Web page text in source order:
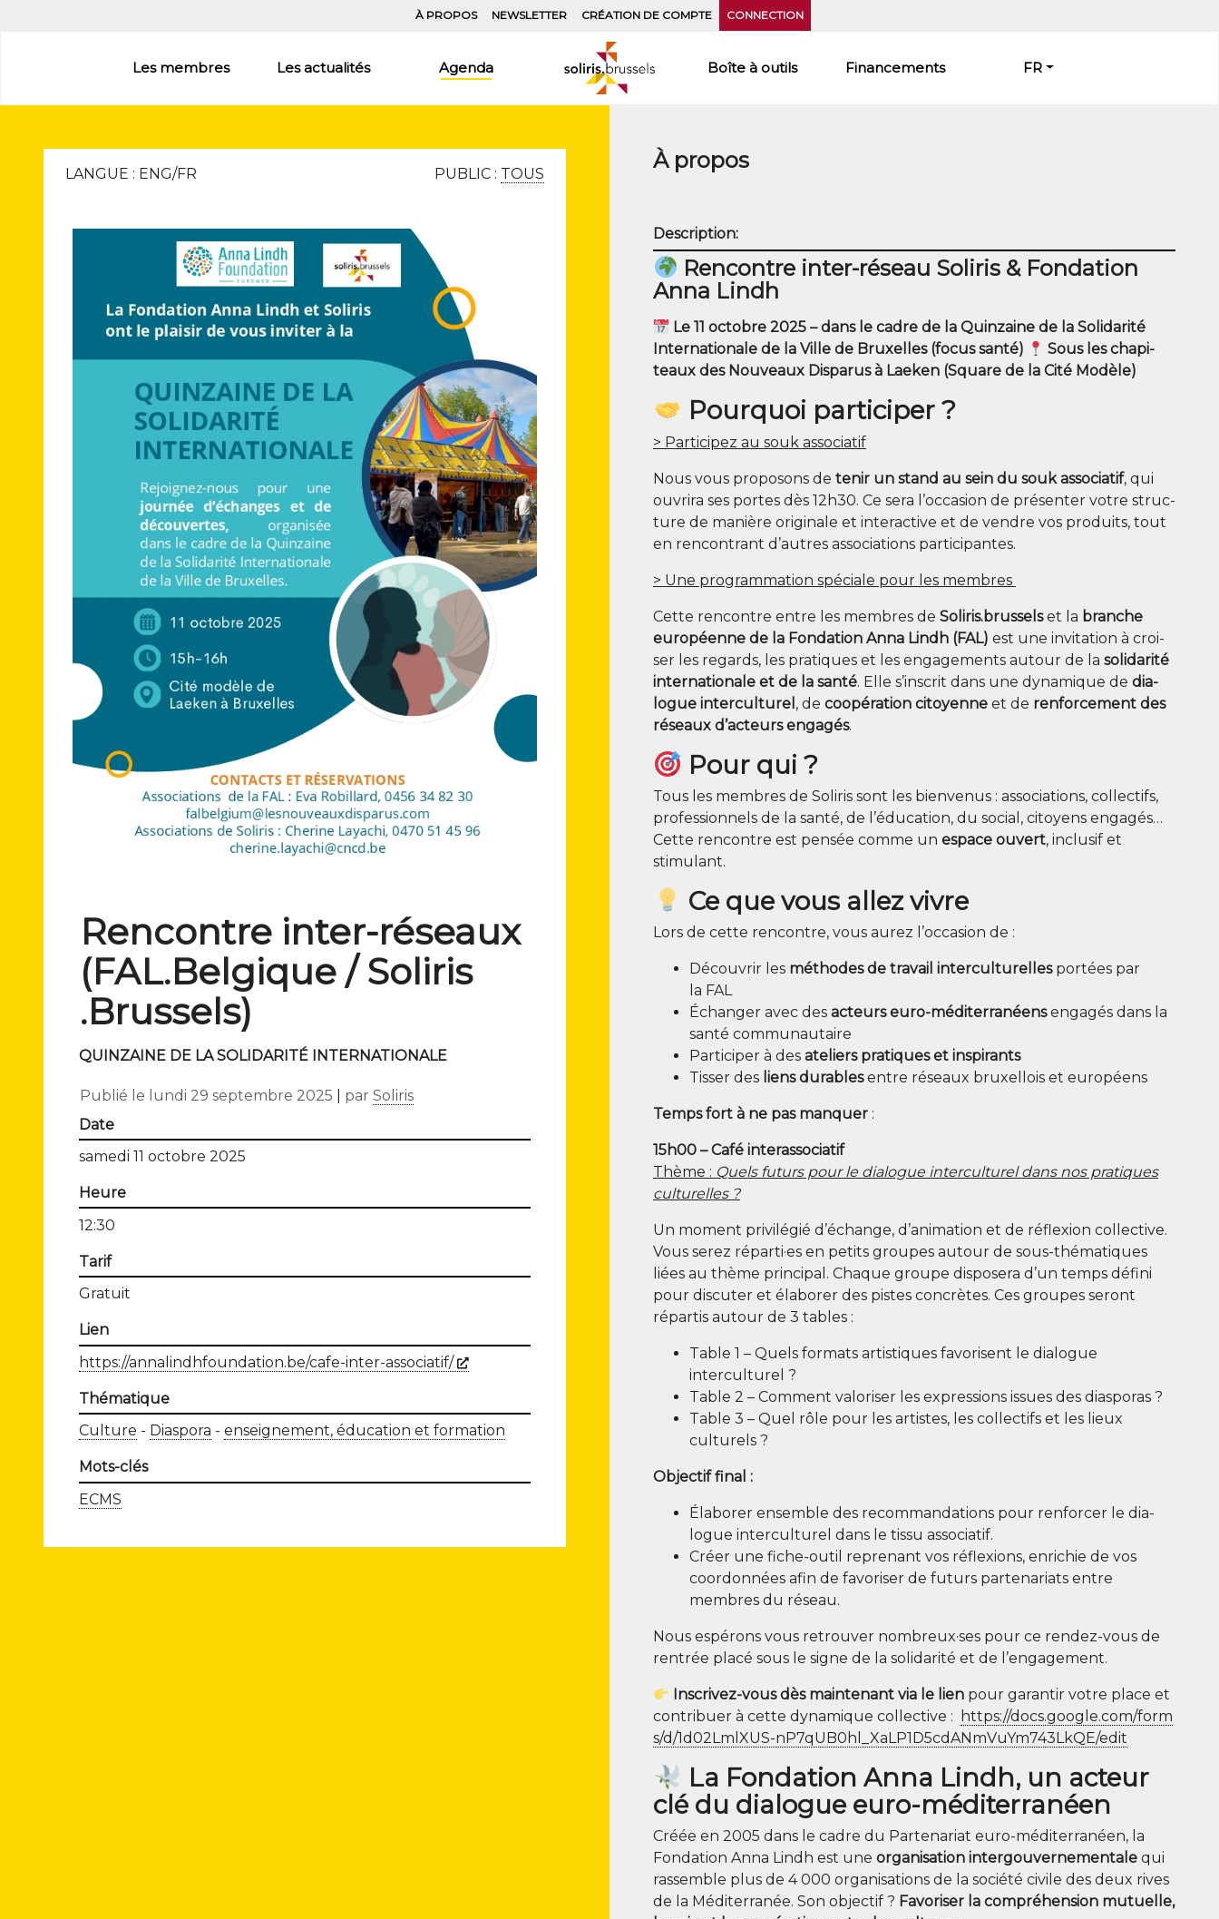
À PROPOS NEWSLETTER CRÉATION DE COMPTE CONNECTION
Les membres Les actualités Agenda Boîte à outils Financements FR
LANGUE : ENG/FR PUBLIC : TOUS
Rencontre inter-réseaux
(FAL.Belgique / Soli​ris​
.Brus​sels)
QUINZAINE DE LA SOLIDARITÉ INTERNATIONALE
Publié le lundi 29 septembre 2025 par Soliris
Date
samedi 11 octobre 2025
Heure
12:30
Tarif
Gratuit
Lien
https://annalindhfoundation.be/cafe-inter-associatif/
(Nouvelle fenêtre)
Thématique
Culture
Diaspora enseignement, éducation et formation
Mots-clés
ECMS
À propos
Description:
Rencontre inter-réseau Soliris & Fondation
Anna Lindh
Le 11 octobre 2025 – dans le cadre de la Quin­zaine de la Soli­da­ri­té
Inter­na­tio­nale de la Ville de Bruxelles (focus san­té)
Sous les cha­pi­
teaux des Nou­veaux Dis­pa­rus à Lae­ken (Square de la Cité Modèle)
Pourquoi participer ?
> Par­ti­ci­pez au souk associatif
Nous vous pro­po­sons de tenir un stand au sein du souk asso­cia­tif, qui
ouvri­ra ses portes dès 12h30. Ce sera l’occasion de pré­sen­ter votre struc­
ture de manière ori­gi­nale et inter­ac­tive et de vendre vos pro­duits, tout
en ren­con­trant d’autres asso­cia­tions participantes.
> Une pro­gram­ma­tion spé­ciale pour les membres
Cette ren­contre entre les membres de Soli​ris​.brus​selset la branche
euro­péenne de la Fon­da­tion Anna Lindh (FAL) est une invi­ta­tion à croi­
ser les regards, les pra­tiques et les enga­ge­ments autour de la soli­da­ri­té
inter­na­tio­nale et de la san­té. Elle s’inscrit dans une dyna­mique de dia­
logue inter­cul­tu­rel , de coopé­ra­tion citoyenne et de ren­for­ce­ment des
réseaux d’acteurs enga­gés.
Pour qui ?
Tous les membres de Soli­ris sont les bien­ve­nus : asso­cia­tions, col­lec­tifs,
pro­fes­sion­nels de la san­té, de l’éducation, du social, citoyens enga­gés…
Cette ren­contre est pen­sée comme un espace ouvert, inclu­sif et
stimulant.
Ce que vous allez vivre
Lors de cette ren­contre, vous aurez l’occasion de :
Décou­vrir les méthodes de tra­vail inter­cul­tu­rellespor­tées par
la FAL
Échan­ger avec des acteurs euro-médi­ter­ra­néensenga­gés dans la
san­té communautaire
Par­ti­ci­per à des ate­liers pra­tiques et inspirants
Tis­ser des liens durablesentre réseaux bruxel­lois et européens
Temps fort à ne pas man­quer :
15h00 – Café interassociatif
Thème : Quels futurs pour le dia­logue inter­cul­tu­rel dans nos pra­tiques
culturelles ?
Un moment pri­vi­lé­gié d’échange, d’animation et de réflexion col­lec­tive.
Vous serez réparti·es en petits groupes autour de sous-thé­ma­tiques
liées au thème prin­ci­pal. Chaque groupe dis­po­se­ra d’un temps défi­ni
pour dis­cu­ter et éla­bo­rer des pistes concrètes. Ces groupes seront
répar­tis autour de 3 tables :
Table 1 – Quels for­mats artis­tiques favo­risent le dia­logue
interculturel ?
Table 2 – Com­ment valo­ri­ser les expres­sions issues des diasporas ?
Table 3 – Quel rôle pour les artistes, les col­lec­tifs et les lieux
culturels ?
Objec­tif final :
Éla­bo­rer ensemble des recom­man­da­tions pour ren­for­cer le dia­
logue inter­cul­tu­rel dans le tis­su associatif.
Créer une fiche-outil repre­nant vos réflexions, enri­chie de vos
coor­don­nées afin de favo­ri­ser de futurs par­te­na­riats entre
membres du réseau.
Nous espé­rons vous retrou­ver nombreux·ses pour ce ren­dez-vous de
ren­trée pla­cé sous le signe de la soli­da­ri­té et de l’engagement.
Ins­cri­vez-vous dès main­te­nant via le lien pour garan­tir votre place et
contri­buer à cette dyna­mique col­lec­tive :
https://​docs​.google​.com/​f​o​r​m​
s​/​d​/​1​d​0​2​L​m​l​X​U​S​-​n​P​7​q​U​B​0​h​l​_​X​a​L​P​1​D​5​c​d​A​N​m​V​u​Y​m​7​4​3​L​k​Q​E​/​e​dit
La Fondation Anna Lindh, un acteur
clé du dialogue euro-méditerranéen
Créée en 2005 dans le cadre du Par­te­na­riat euro-médi­ter­ra­néen, la
Fon­da­tion Anna Lindh est une orga­ni­sa­tion inter­gou­ver­ne­men­tale qui
ras­semble plus de 4 000 orga­ni­sa­tions de la socié­té civile des deux rives
de la Médi­ter­ra­née. Son objec­tif ? Favo­ri­ser la com­pré­hen­sion mutuelle,